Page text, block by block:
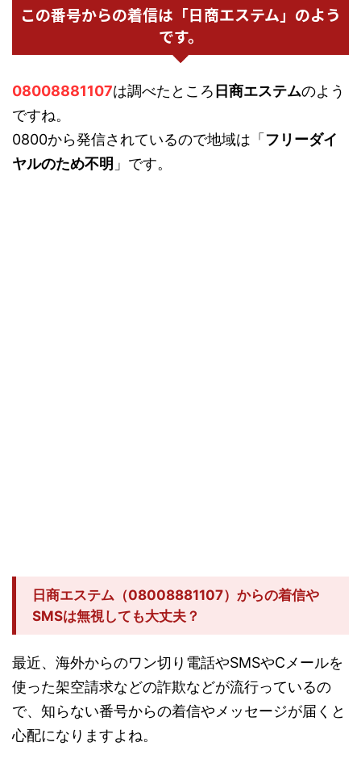
この番号からの着信は「日商エステム」のよう
です。
08008881107は調べたところ 日商エステムのよう
ですね。
0800から発信されているので地域は「 フリーダイ
ヤルのため不明 」です。
日商エステム（08008881107）からの着信や
SMSは無視しても大丈夫？
最近、海外からのワン切り電話やSMSやCメールを
使った架空請求などの詐欺などが流行っているの
で、知らない番号からの着信やメッセージが届くと
心配になりますよね。